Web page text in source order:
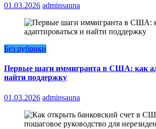
01.03.2026 adminsauna
Без рубрики
Первые шаги иммигранта в США: как
найти поддержку
01.03.2026 adminsauna